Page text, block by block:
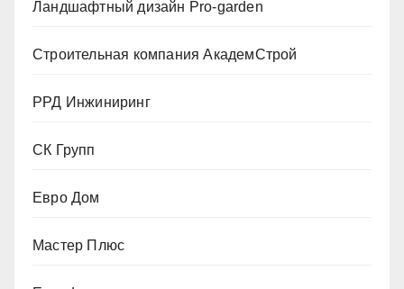
Ландшафтный дизайн Pro-garden
Строительная компания АкадемСтрой
РРД Инжиниринг
СК Групп
Евро Дом
Мастер Плюс